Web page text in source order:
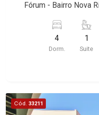
Fórum - Bairro Nova
imóvel que a
para você: - 250m² de área terreno e 211m² de
área construída - 4
Sacada -
- Jardim - 4 vagas Martinelli Imobiliária,
4
Dorm.
1
Suite
Cód. 33211